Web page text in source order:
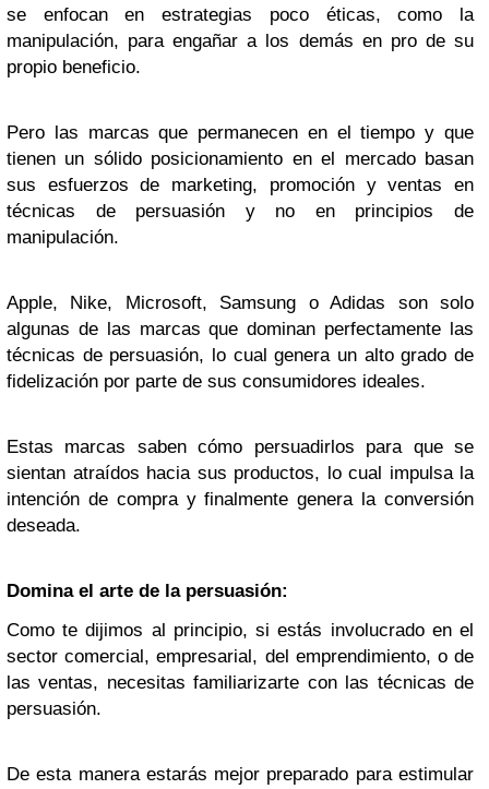
se enfocan en estrategias poco éticas, como la
manipulación, para engañar a los demás en pro de su
propio beneficio.
Pero las marcas que permanecen en el tiempo y que
tienen un sólido posicionamiento en el mercado basan
sus esfuerzos de marketing, promoción y ventas en
técnicas de persuasión y no en principios de
manipulación.
Apple, Nike, Microsoft, Samsung o Adidas son solo
algunas de las marcas que dominan perfectamente las
técnicas de persuasión, lo cual genera un alto grado de
fidelización por parte de sus consumidores ideales.
Estas marcas saben cómo persuadirlos para que se
sientan atraídos hacia sus productos, lo cual impulsa la
intención de compra y finalmente genera la conversión
deseada.
Domina el arte de la persuasión:
Como te dijimos al principio, si estás involucrado en el
sector comercial, empresarial, del emprendimiento, o de
las ventas, necesitas familiarizarte con las técnicas de
persuasión.
De esta manera estarás mejor preparado para estimular